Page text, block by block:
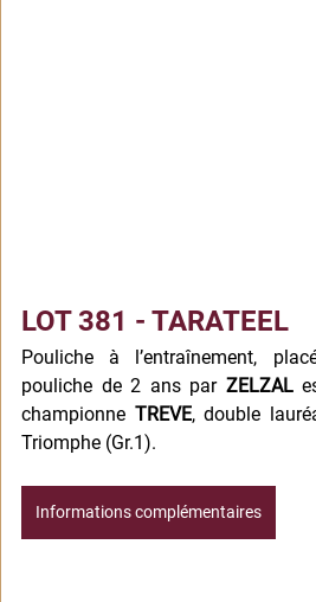
LOT 381 - TARATEEL
Pouliche à l’entraînement,
pouliche de 2 ans par ZELZAL
championne TREVE, double
Triomphe (Gr.1).
Informations complémentaires